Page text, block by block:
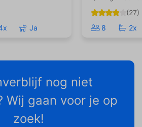
Ja
(27)
8
2x
nog niet
Wij gaan voor je op
zoek!